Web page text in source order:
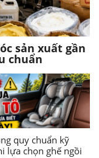
sản xuất gần
chuẩn
quy chuẩn kỹ
lựa chọn ghế ngồi